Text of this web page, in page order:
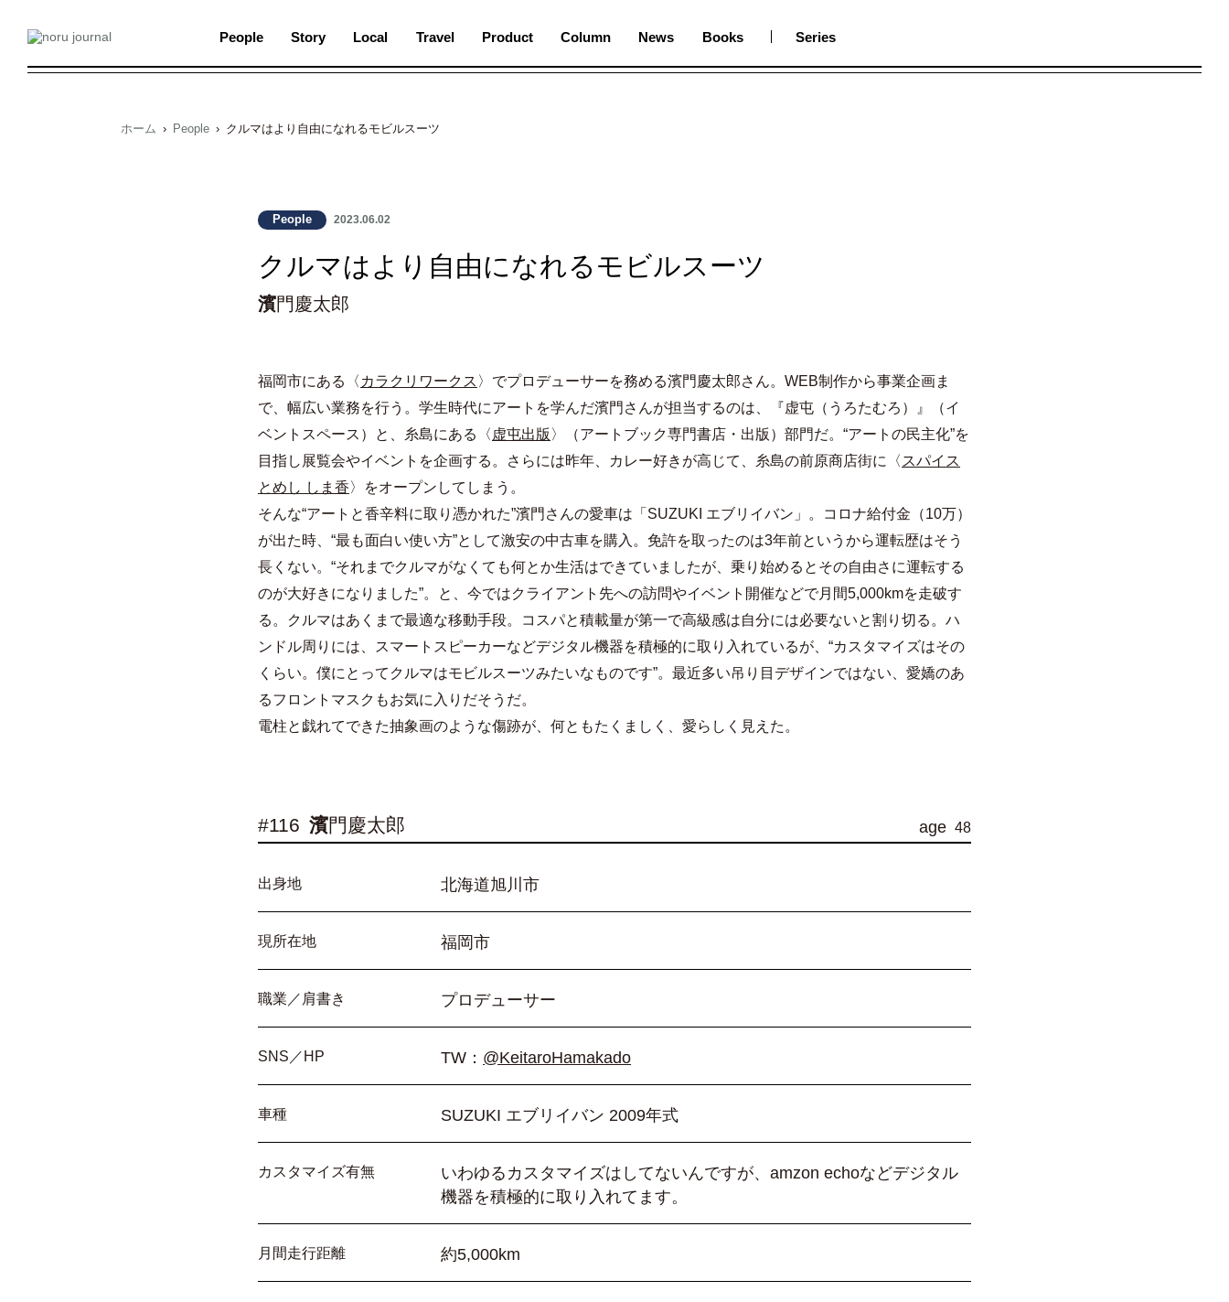
People Story Local Travel Product Column News Books Series
ホーム › People › クルマはより自由になれるモビルスーツ
People 2023.06.02
クルマはより自由になれるモビルスーツ
濱門慶太郎
福岡市にある〈 カラクリワークス 〉でプロデューサーを務める濱門慶太郎さん。WEB制作から事業企画ま
で、幅広い業務を行う。学生時代にアートを学んだ濱門さんが担当するのは、『虚屯（うろたむろ）』（イ
ベントスペース）と、糸島にある〈 虚屯出版 〉（アートブック専門書店・出版）部門だ。“アートの民主化”を
目指し展覧会やイベントを企画する。さらには昨年、カレー好きが高じて、糸島の前原商店街に〈 スパイス
とめし しま香〉をオープンしてしまう。
そんな“アートと香辛料に取り憑かれた”濱門さんの愛車は「SUZUKI エブリイバン」。コロナ給付金（10万）
が出た時、“最も面白い使い方”として激安の中古車を購入。免許を取ったのは3年前というから運転歴はそう
長くない。“それまでクルマがなくても何とか生活はできていましたが、乗り始めるとその自由さに運転する
のが大好きになりました”。と、今ではクライアント先への訪問やイベント開催などで月間5,000kmを走破す
る。クルマはあくまで最適な移動手段。コスパと積載量が第一で高級感は自分には必要ないと割り切る。ハ
ンドル周りには、スマートスピーカーなどデジタル機器を積極的に取り入れているが、“カスタマイズはその
くらい。僕にとってクルマはモビルスーツみたいなものです”。最近多い吊り目デザインではない、愛嬌のあ
るフロントマスクもお気に入りだそうだ。
電柱と戯れてできた抽象画のような傷跡が、何ともたくましく、愛らしく見えた。
#116 濱門慶太郎 age 48
出身地 北海道旭川市
現所在地 福岡市
職業／肩書き プロデューサー
SNS／HP TW： @KeitaroHamakado
車種 SUZUKI エブリイバン 2009年式
カスタマイズ有無
いわゆるカスタマイズはしてないんですが、amzon echoなどデジタル
機器を積極的に取り入れてます。
月間走行距離 約5,000km